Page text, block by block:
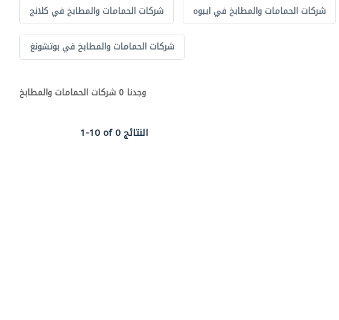
شركات الحمامات والمطابخ في كلانج شركات الحمامات والمطابخ في ايبوه
شركات الحمامات والمطابخ في بوتشونغ
وجدنا 0 شركات الحمامات والمطابخ
1-10 of 0 النتائج